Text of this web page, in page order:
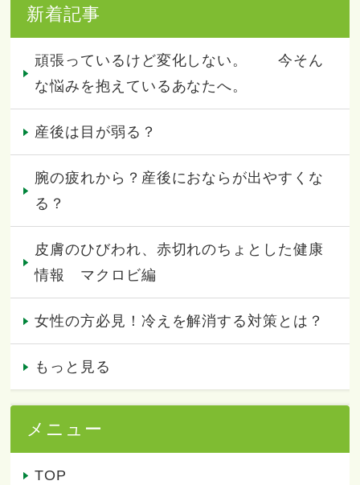
新着記事
頑張っているけど変化しない。 今そん
な悩みを抱えているあなたへ。
産後は目が弱る？
腕の疲れから？産後におならが出やすくな
る？
皮膚のひびわれ、赤切れのちょとした健康
情報 マクロビ編
女性の方必見！冷えを解消する対策とは？
もっと見る
メニュー
TOP